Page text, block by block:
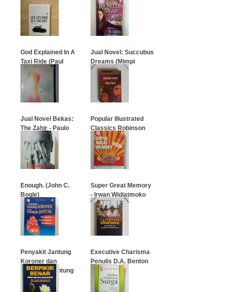
God Explained In A
Taxi Ride (Paul
Arden)
…
Jual Novel: Succubus
Dreams (Mimpi
Succubus)
Jual Novel Bekas:
The Zahir - Paulo
Coelho
…
Popular Illustrated
Classics Robinson
Crusoe
…
Enough. (John C.
Bogle)
…
Super Great Memory
- Irwan Widiatmoko
(Mr. SGM)
Penyakit Jantung
Koroner dan
Serangan Jantung
(Edisi Kedua)
Executive Charisma
Penulis D.A. Benton